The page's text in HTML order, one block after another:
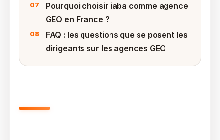
Pourquoi choisir iaba comme agence
GEO en France ?
FAQ : les questions que se posent les
dirigeants sur les agences GEO